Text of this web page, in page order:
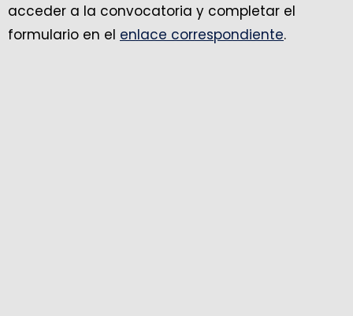
acceder a la convocatoria y completar el
formulario en el enlace correspondiente.